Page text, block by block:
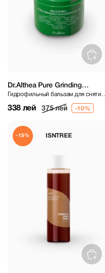
Dr.Althea Pure Grinding
Cleansing Balm 50 ml
Гидрофильный бальзам для снятия
338 лей 375 лей
ISNTREE
-15%